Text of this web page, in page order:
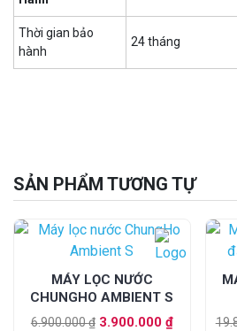
Thời gian bảo
hành
24 tháng
SẢN PHẨM TƯƠNG TỰ
MÁY LỌC NƯỚC
CHUNGHO AMBIENT S
6.900.000₫ Giá
3.900.000 ₫Giá